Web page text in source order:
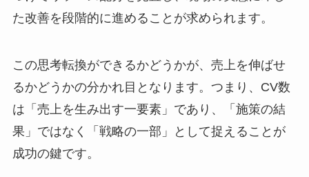
た改善を段階的に進めることが求められます。
この思考転換ができるかどうかが、売上を伸ばせ
るかどうかの分かれ目となります。つまり、CV数
は「売上を生み出す一要素」であり、「施策の結
果」ではなく「戦略の一部」として捉えることが
成功の鍵です。